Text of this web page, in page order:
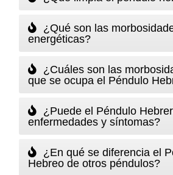
¿Qué son las
energéticas?
¿Cuáles son las
que se ocupa el Péndulo
¿Puede el Péndulo
enfermedades y síntomas?
¿En qué se diferencia el
Hebreo de otros péndulos?